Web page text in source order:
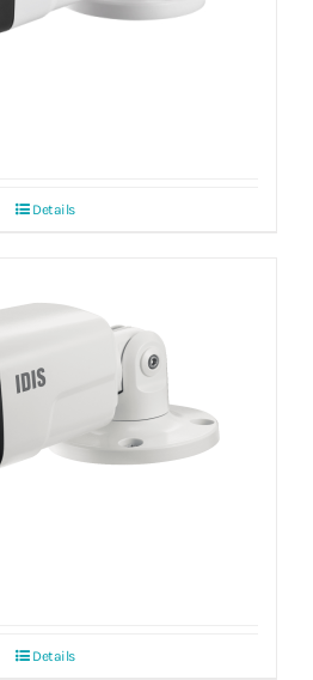
Details
Details